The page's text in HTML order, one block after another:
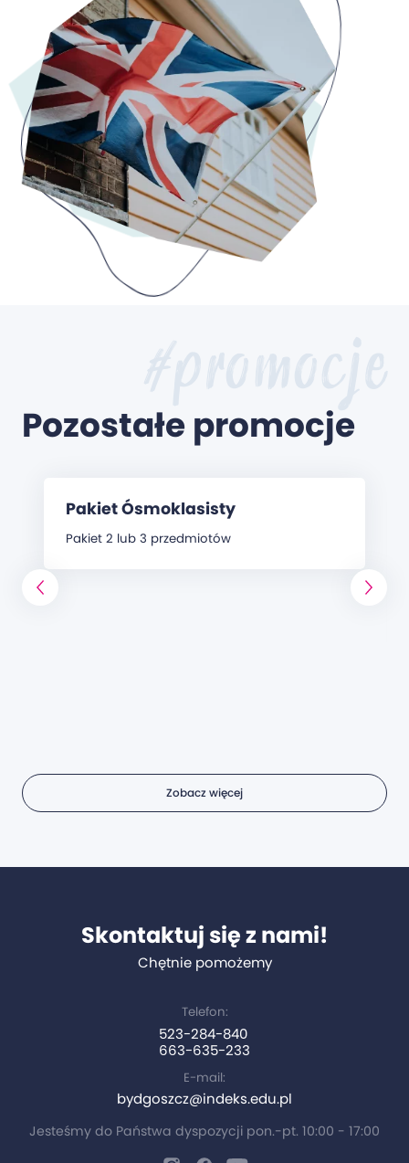
Pozostałe promocje
Pakiet Ósmoklasisty
Pakiet 2 lub 3 przedmiotów
Zobacz więcej
Skontaktuj się z nami!
Chętnie pomożemy
Telefon:
523-284-840
663-635-233
E-mail:
bydgoszcz@indeks.edu.pl
Jesteśmy do Państwa dyspozycji pon.-pt. 10:00 - 17:00